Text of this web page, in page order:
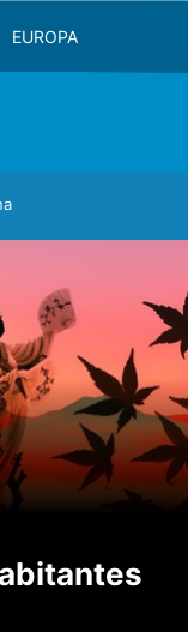
EUROPA